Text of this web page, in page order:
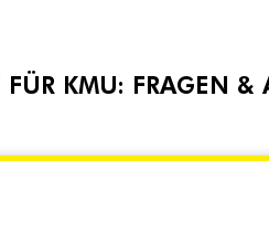
FÜR KMU: FRAGEN &